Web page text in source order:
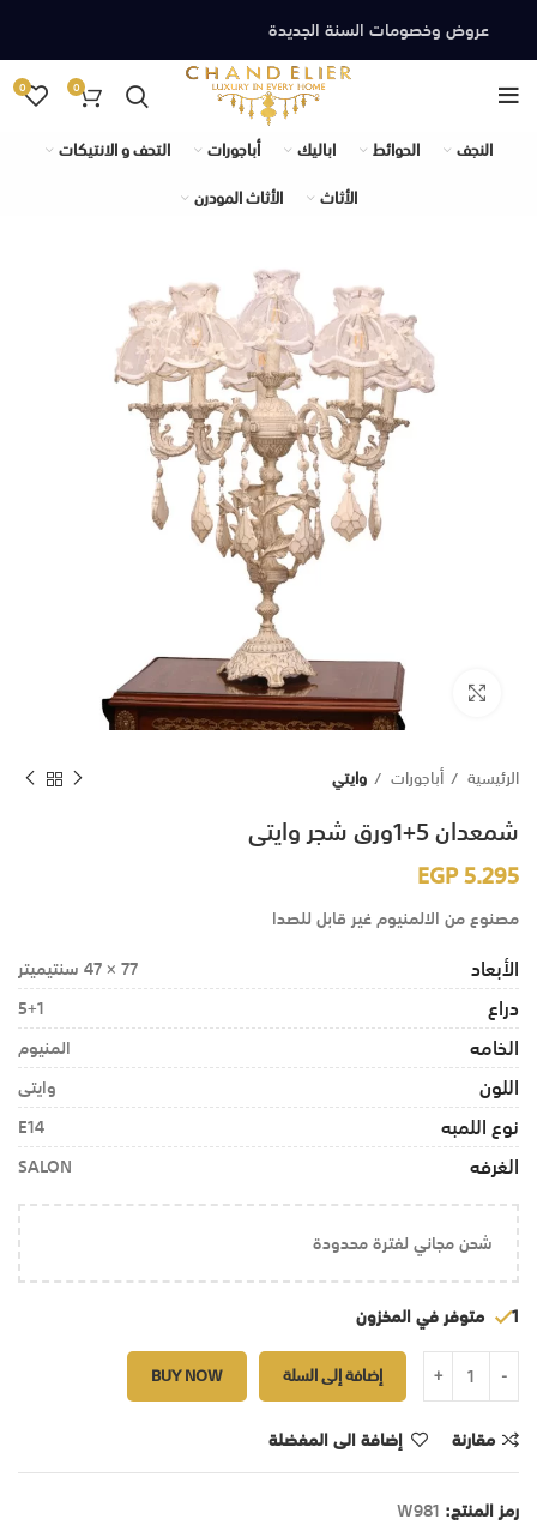
0
0
النجف الحوائط اباليك أباجورات
التحف و الانتيكات
الأثاث
الأثاث المودرن
اضغط للتكبير
الرئيسية أباجورات وايتي
شمعدان 5+1ورق شجر وايتى
EGP5.295
مصنوع من الالمنيوم غير قابل للصدا
الأبعاد 77 × 47 سنتيميتر
دراع 5+1
الخامه المنيوم
اللون وايتى
نوع اللمبه E14
الغرفه SALON
شحن مجاني لفترة محدودة
1 متوفر في المخزون
إضافة إلى السلة BUY NOW
مقارنة إضافة الى المفضلة
رمز المنتج: W981
عروض وخصومات السنة الجديدة